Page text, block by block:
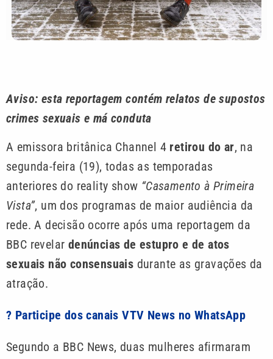
Aviso: esta reportagem contém relatos de supostos
crimes sexuais e má conduta
A emissora britânica Channel 4 retirou do ar, na
segunda-feira (19), todas as temporadas
anteriores do reality show “Casamento à Primeira
Vista”, um dos programas de maior audiência da
rede. A decisão ocorre após uma reportagem da
BBC revelar denúncias de estupro e de atos
sexuais não consensuais durante as gravações da
atração.
? Participe dos canais VTV News no WhatsApp
Segundo a BBC News, duas mulheres afirmaram